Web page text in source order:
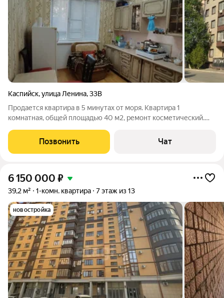
Каспийск,улица Ленина,33В
Продается квартира в 5 минутах от моря. Квартира 1
комнатная, общей площадью 40 м2, ремонт косметический.
хорошие, дружные соседи. Очень уютная квартира в самом
центре города, в шаговой
Позвонить Чат
6 150 000 ₽
39,2 м² 1-комн. квартира 7 этаж из 13
новостройка